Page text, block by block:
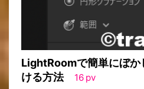
LightRoomで簡単にぼか
ける方法
16 pv